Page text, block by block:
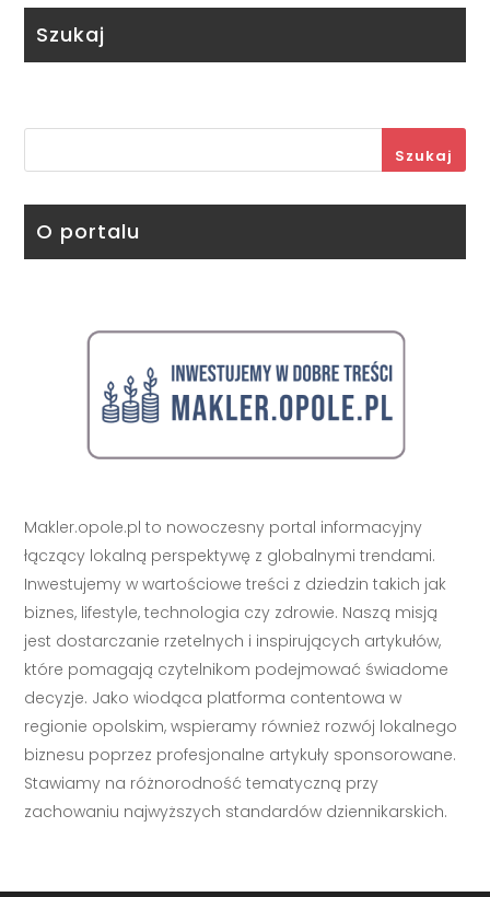
Szukaj
Szukaj
O portalu
Makler.opole.pl to nowoczesny portal informacyjny
łączący lokalną perspektywę z globalnymi trendami.
Inwestujemy w wartościowe treści z dziedzin takich jak
biznes, lifestyle, technologia czy zdrowie. Naszą misją
jest dostarczanie rzetelnych i inspirujących artykułów,
które pomagają czytelnikom podejmować świadome
decyzje. Jako wiodąca platforma contentowa w
regionie opolskim, wspieramy również rozwój lokalnego
biznesu poprzez profesjonalne artykuły sponsorowane.
Stawiamy na różnorodność tematyczną przy
zachowaniu najwyższych standardów dziennikarskich.